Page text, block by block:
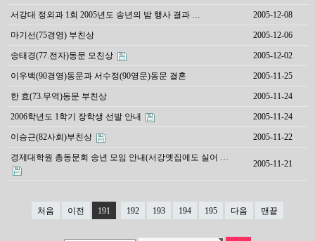
서강대 정외과 1회 2005년도 송년의 밤 행사 결과 … 2005-12-08
마기선(75경영) 부친상 2005-12-06
송태경(77.전자)동문 모친상 2005-12-02
이우백(90경영)동문과 서수정(90영문)동문 결혼 2005-11-25
한 효(73.무역)동문 부친상 2005-11-24
2006학년도 1학기 장학생 선발 안내 2005-11-24
이승근(82사회)부친상 2005-11-22
경제대학원 총동문회 송년 모임 안내(서강옛집에도 실어 …
2005-11-21
처음 이전 191 192 193 194 195 다음 맨끝